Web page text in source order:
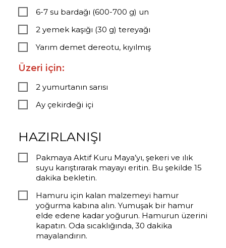
6-7 su bardağı (600-700 g) un
2 yemek kaşığı (30 g) tereyağı
Yarım demet dereotu, kıyılmış
Üzeri için:
2 yumurtanın sarısı
Ay çekirdeği içi
HAZIRLANIŞI
Pakmaya Aktif Kuru Maya’yı, şekeri ve ılık
suyu karıştırarak mayayı eritin. Bu şekilde 15
dakika bekletin.
Hamuru için kalan malzemeyi hamur
yoğurma kabına alın. Yumuşak bir hamur
elde edene kadar yoğurun. Hamurun üzerini
kapatın. Oda sıcaklığında, 30 dakika
mayalandırın.